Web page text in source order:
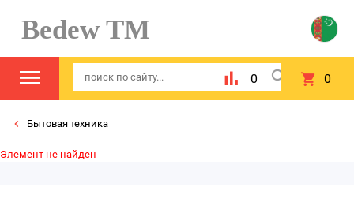
Bedew TM
0 0
Бытовая техника
Элемент не найден